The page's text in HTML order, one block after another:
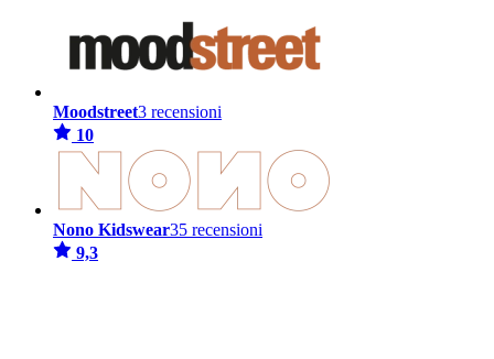
Moodstreet3 recensioni
10
Nono Kidswear35 recensioni
9,3